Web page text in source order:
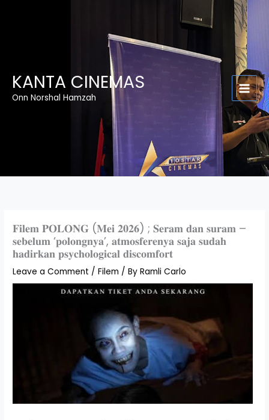
KANTA CINEMAS
Onn Norshal Hamzah
𝐅𝐢𝐥𝐞𝐦 𝐏𝐎𝐋𝐎𝐍𝐆 (𝐌𝐞𝐢 𝟐𝟎𝟐𝟔) ; 𝐒𝐞𝐫𝐚𝐦 𝐝𝐚𝐧 𝐬𝐮𝐫𝐚𝐦 –
𝐬𝐞𝐛𝐞𝐥𝐮𝐦 ‘𝐩𝐨𝐥𝐨𝐧𝐠𝐧𝐲𝐚’, 𝐚𝐭𝐦𝐨𝐬𝐟𝐞𝐫𝐞𝐧𝐲𝐚 𝐬𝐚𝐣𝐚 𝐬𝐮𝐝𝐚𝐡
𝐡𝐚𝐝𝐢𝐫𝐤𝐚𝐧 𝐩𝐬𝐲𝐜𝐡𝐨𝐥𝐨𝐠𝐢𝐜𝐚𝐥 𝐝𝐢𝐬𝐜𝐨𝐦𝐟𝐨𝐫𝐭
Leave a Comment /Filem / ByRamli Carlo